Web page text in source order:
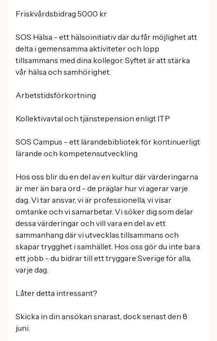
Friskvårdsbidrag 5000 kr
SOS Hälsa - ett hälsoinitiativ där du får möjlighet att
delta i gemensamma aktiviteter och lopp
tillsammans med dina kollegor. Syftet är att stärka
vår hälsa och samhörighet.
Arbetstidsförkortning
Kollektivavtal och tjänstepension enligt ITP
SOS Campus - ett lärandebibliotek för kontinuerligt
lärande och kompetensutveckling
Hos oss blir du en del av en kultur där värderingarna
är mer än bara ord - de präglar hur vi agerar varje
dag. Vi tar ansvar, vi är professionella, vi visar
omtanke och vi samarbetar. Vi söker dig som delar
dessa värderingar och vill vara en del av ett
sammanhang där vi utvecklas tillsammans och
skapar trygghet i samhället. Hos oss gör du inte bara
ett jobb - du bidrar till ett tryggare Sverige för alla,
varje dag.
Låter detta intressant?
Skicka in din ansökan snarast, dock senast den 8
juni.